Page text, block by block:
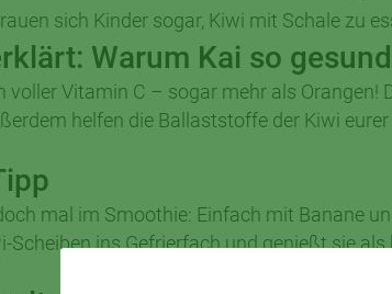
sich Kinder sogar, Kiwi mit Schale zu
Warum Kai so
voller Vitamin C – sogar mehr als
helfen die Ballaststoffe der Kiwi eurer
mal im Smoothie: Einfach mit Banane
Scheiben ins Gefrierfach und genießt sie